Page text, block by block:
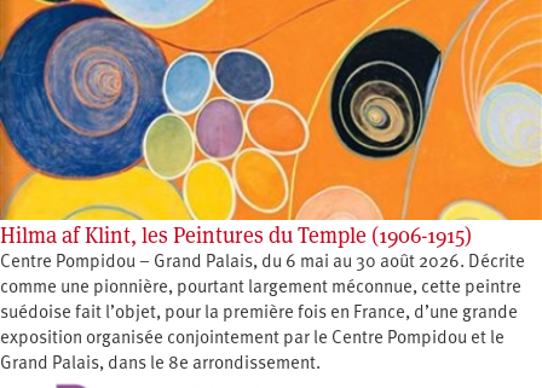
Hilma af Klint, les Peintures du Temple (1906-1915)
Centre Pompidou – Grand Palais, du 6 mai au 30 août 2026. Décrite
comme une pionnière, pourtant largement méconnue, cette peintre
suédoise fait l’objet, pour la première fois en France, d’une grande
exposition organisée conjointement par le Centre Pompidou et le
Grand Palais, dans le 8e arrondissement.